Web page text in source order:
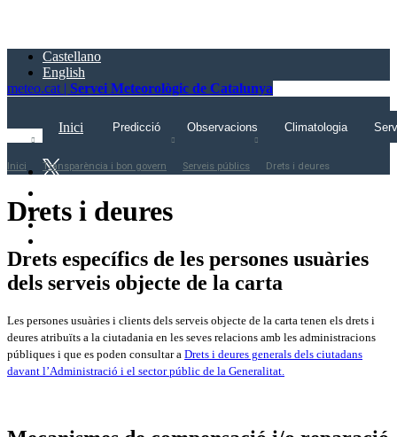
contingut
principalCastellano
English
meteo.cat | Servei Meteorològic de Catalunya
Inici Predicció Observacions Climatologia
Inici Transparència i bon govern Serveis públics Drets i deures
Drets i deures
Drets específics de les persones usuàries
dels serveis objecte de la carta
Les persones usuàries i clients dels serveis objecte de la carta tenen els drets i
deures atribuïts a la ciutadania en les seves relacions amb les administracions
públiques i que es poden consultar a Drets i deures generals dels ciutadans
davant l’Administració i el sector públic de la Generalitat.